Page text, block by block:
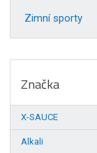
Zimní sporty
Značka
X-SAUCE
Alkali